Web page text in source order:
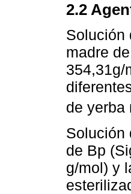
2.2
Solución
madre
354,31g/
de yerba
Solución
de Bp
g/mol) y